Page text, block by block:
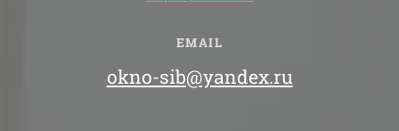
EMAIL
okno-sib@yandex.ru